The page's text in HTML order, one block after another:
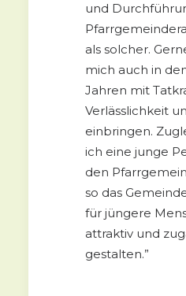
und
als solcher.
mich auch in
Jahren mit
Verlässlichkeit
einbringen.
ich eine junge
den
so das
für jüngere
attraktiv und
gestalten.”